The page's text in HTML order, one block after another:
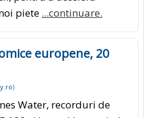
piete ...continuare.
europene, 20
)
Water, recorduri de